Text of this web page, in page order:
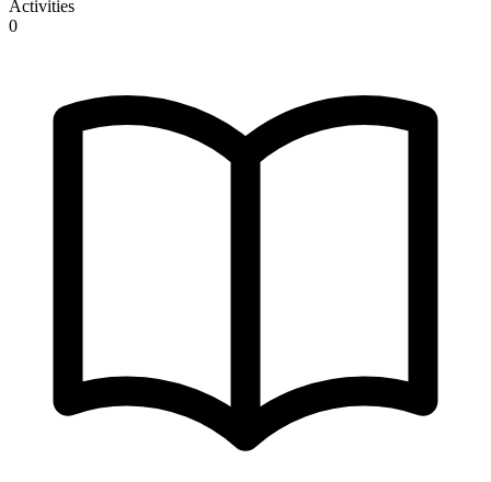
Activities
0